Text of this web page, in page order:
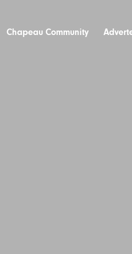
Chapeau Community